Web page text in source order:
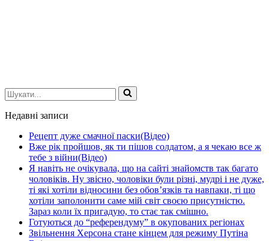
Шукати...
Недавні записи
Рецепт дуже смачної паски(Відео)
Вже рік пройшов, як ти пішов солдатом, а я чекаю все ж
тебе з війни(Відео)
Я навіть не очікувала, що на сайті знайомств так багато
чоловіків. Ну звісно, чоловіки були різні, мудрі і не дуже,
ті які хотіли відносини без обов’язків та навпаки, ті що
хотіли заполонити саме мій світ своєю присутністю.
Зараз коли їх пригадую, то стає так смішно.
Готуються до “референдуму” в окупованих регіонах
Звільнення Херсона стане кінцем для режиму Путіна